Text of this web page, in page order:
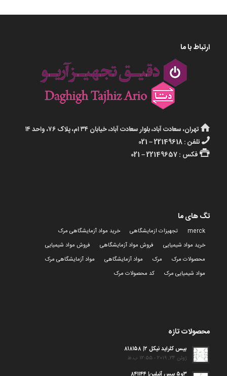
ارتباط با ما
تهران، سعادت آباد، بلوار سعادت آباد، خیابان ۳۴ ام، پلاک ۷۶، واحد ۱۴
تلفن : 22149618 – 021
فکس : 22149657 – 021
تگ های ما
merck تجهیزات ازمایشگاهی
خرید مواد آزمایشگاهی مرک
خرید مواد شیمیایی
فروش مواد آزمایشگاهی
فروش مواد شیمیایی
محصولات مرک
مرک مواد آزمایشگاهی
مواد آزمایشگاهی مرک
مواد شیمیایی مرک
کد محصولات مرک
محصولات تازه
بیس کلراید نیکل ۲| ۸۱۸۱۵۸
ژوئن 24, 2019 - 12:55 ب.ظ
۳و۵ بیس آنیلین| ۸۴۱۱۴۴